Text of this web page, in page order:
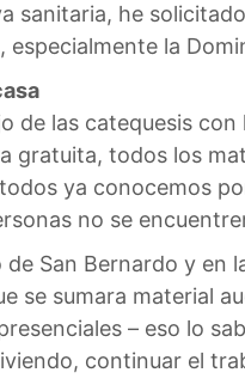
sanitaria, he
especialmente la
de las catequesis
gratuita, todos los
ya conocemos
no se
San Bernardo y en
se sumara material
– eso lo
continuar el